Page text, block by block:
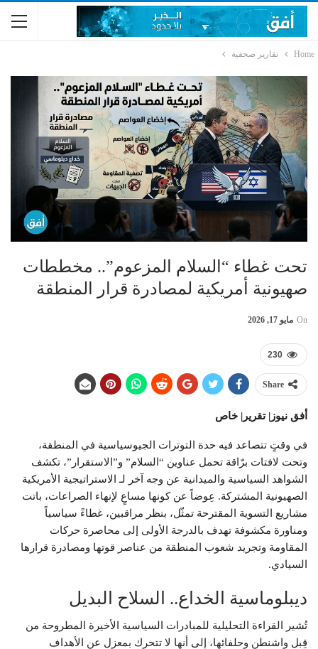
Home تقارير صحفية
تحت غطاء “السلام المزعوم”.. مخططات
صهيونية أمريكية لمصادرة قرار المنطقة
On مايو 17, 2026
230
Share
أفق نيوز| تقرير| خاص
في وقتٍ تتصاعد فيه حدة التوترات الجيوسياسية في المنطقة،
وتحت لافتات برّاقة تحمل عناوين “السلام” و”الاستقرار”، تكشف
الشواهد السياسية والميدانية عن وجه آخر لـ الاستراتيجية الأمريكية
الصهيونية المشتركة. عِوضاً عن كونها مساعٍ لإنهاء الصراعات، باتت
مشاريع التسوية المقترحة تمثّل، بنظر مراقبين، غطاءً سياسياً
ومناورة مكشوفة تهدف بالدرجة الأولى إلى محاصرة حركات
المقاومة وتجريد شعوب المنطقة من عناصر قوتها ومصادرة قرارها
السيادي.
ديبلوماسية الخداع.. السلاح البديل
تُشير القراءة التحليلية للمبادرات السياسية الأخيرة المطروحة من
قِبل واشنطن وحلفائها، إلى أنها لا تتحرك بمعزل عن الأهداف